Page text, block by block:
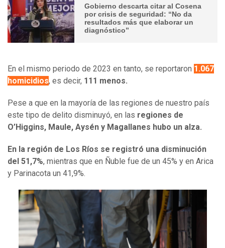
Gobierno descarta citar al Cosena
por crisis de seguridad: “No da
resultados más que elaborar un
diagnóstico”
En el mismo periodo de 2023 en tanto, se reportaron 1.067
homicidios, es decir, 111 menos.
Pese a que en la mayoría de las regiones de nuestro país
este tipo de delito disminuyó, en las regiones de
O’Higgins, Maule, Aysén y Magallanes hubo un alza.
En la región de Los Ríos se registró una disminución
del 51,7%, mientras que en Ñuble fue de un 45% y en Arica
y Parinacota un 41,9%.